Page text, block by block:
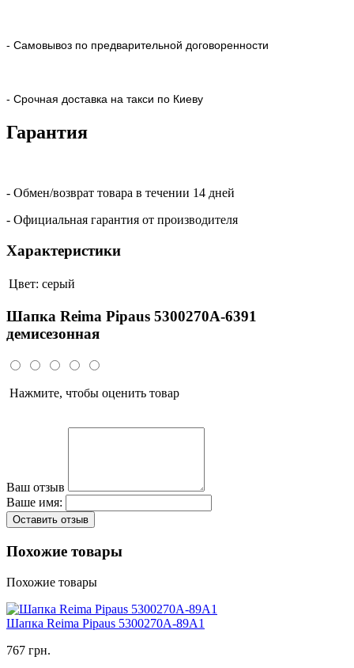
- Самовывоз по предварительной договоренности
- Срочная доставка на такси по Киеву
Гарантия
- Обмен/возврат товара в течении 14 дней
- Официальная гарантия от производителя
Характеристики
Цвет: серый
Шапка Reima Pipaus 5300270A-6391
демисезонная
Нажмите, чтобы оценить товар
Ваш отзыв
Ваше имя:
Оставить отзыв
Похожие товары
Похожие товары
Шапка Reima Pipaus 5300270A-89A1
767 грн.